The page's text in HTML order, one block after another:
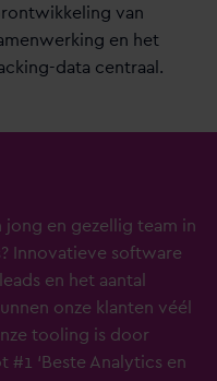
van
en het
data centraal.
jong en gezellig team in
Innovatieve software
en het aantal
onze klanten véél
tooling is door
#1 ‘Beste Analytics en